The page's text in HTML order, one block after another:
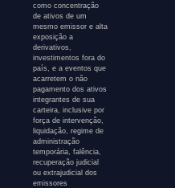
como concentração
de ativos de um
mesmo emissor e alta
exposição a
derivativos,
investimentos fora do
país, e a eventos que
acarretem o não
pagamento dos ativos
integrantes de sua
carteira, inclusive por
força de intervenção,
liquidação, regime de
administração
temporária, falência,
recuperação judicial
ou extrajudicial dos
emissores